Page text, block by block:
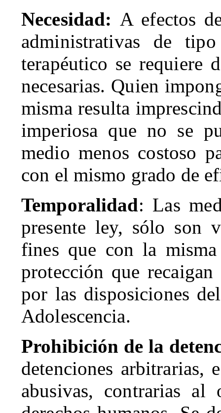
Necesidad: A efectos
administrativas de
terapéutico se requiere
necesarias. Quien
misma resulta
imperiosa que no se
medio menos costoso
con el mismo grado de
Temporalidad: Las
presente ley, sólo son
fines que con la
protección que
por las disposiciones
Adolescencia.
Prohibición de la
detenciones arbitrarias,
abusivas, contrarias